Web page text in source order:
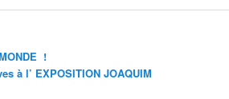
!
à l’ EXPOSITION JOAQUIM